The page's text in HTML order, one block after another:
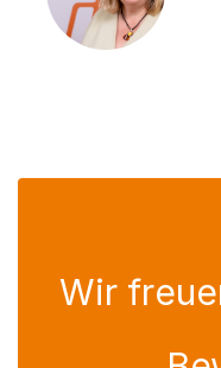
Wir